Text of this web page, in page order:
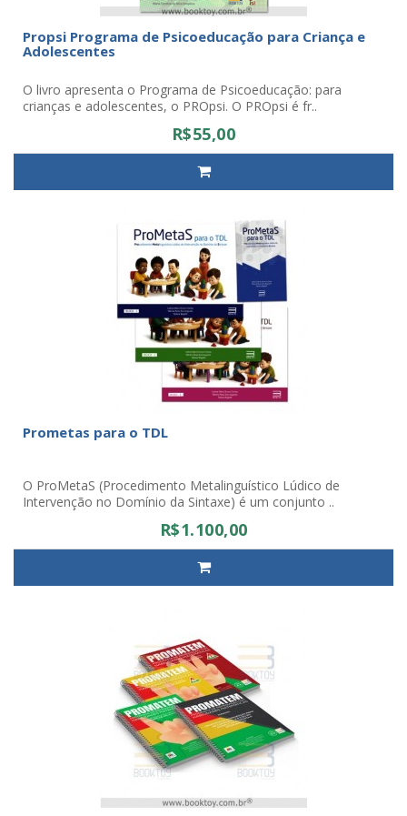
Propsi Programa de Psicoeducação para Criança e
Adolescentes
O livro apresenta o Programa de Psicoeducação: para
crianças e adolescentes, o PROpsi. O PROpsi é fr..
R$55,00
Prometas para o TDL
O ProMetaS (Procedimento Metalinguístico Lúdico de
Intervenção no Domínio da Sintaxe) é um conjunto ..
R$1.100,00